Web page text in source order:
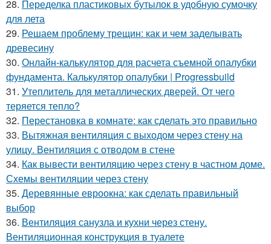
28. Переделка пластиковых бутылок в удобную сумочку
для лета
29. Решаем проблему трещин: как и чем заделывать
древесину
30. Онлайн-калькулятор для расчета съемной опалубки
фундамента. Калькулятор опалубки | Progressbuild
31. Утеплитель для металлических дверей. От чего
теряется тепло?
32. Перестановка в комнате: как сделать это правильно
33. Вытяжная вентиляция с выходом через стену на
улицу. Вентиляция с отводом в стене
34. Как вывести вентиляцию через стену в частном доме.
Схемы вентиляции через стену
35. Деревянные евроокна: как сделать правильный
выбор
36. Вентиляция санузла и кухни через стену.
Вентиляционная конструкция в туалете